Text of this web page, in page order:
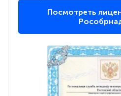
Посмотреть